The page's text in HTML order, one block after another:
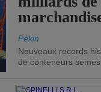
Pékin
Nouveaux records
de conteneurs